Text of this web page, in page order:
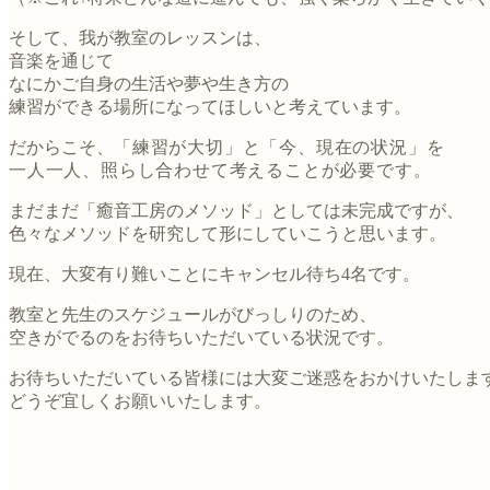
そして、我が教室のレッスンは、
音楽を通じて
なにかご自身の生活や夢や生き方の
練習ができる場所になってほしいと考えています。
だからこそ、
「練習が大切」と「今、現在の状況」を
一人一人、照らし合わせて考えることが必要です。
まだまだ「癒音工房のメソッド」としては未完成ですが、
色々なメソッドを研究して形にしていこうと思います。
現在、大変有り難いことにキャンセル待ち4名です。
教室と先生のスケジュールがびっしりのため、
空きがでるのをお待ちいただいている状況です。
お待ちいただいている皆様には大変ご迷惑をおかけいたしま
どうぞ宜しくお願いいたします。